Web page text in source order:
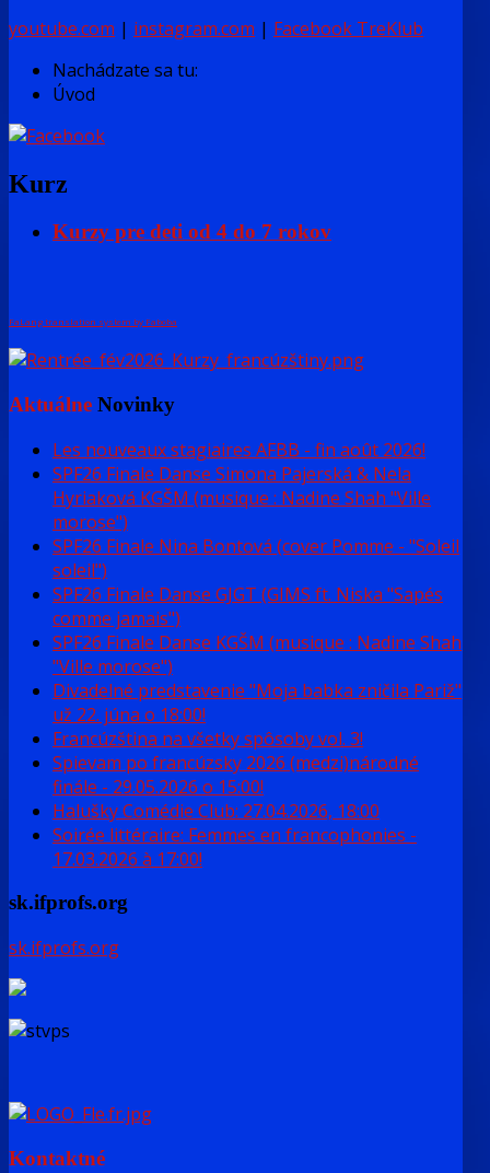
youtube.com | instagram.com | Facebook TreKlub
Nachádzate sa tu:
Úvod
Kurz
Kurzy pre deti od 4 do 7 rokov
FaLang translation system by Faboba
Aktuálne Novinky
Les nouveaux stagiaires AFBB - fin août 2026!
SPF26 Finale Danse Simona Pajerská & Nela
Hyriaková KGŠM (musique : Nadine Shah "Ville
morose")
SPF26 Finale Nina Bontová (cover Pomme - "Soleil
soleil")
SPF26 Finale Danse GJGT (GIMS ft. Niska "Sapés
comme jamais")
SPF26 Finale Danse KGŠM (musique : Nadine Shah
"Ville morose")
Divadelné predstavenie "Moja babka zničila Pariž"
už 22. júna o 18:00!
Francúzština na všetky spôsoby vol. 3!
Spievam po francúzsky 2026 (medzi)národné
finále - 29.05.2026 o 15:00!
Halušky Comédie Club: 27.04.2026, 18:00
Soirée littéraire: Femmes en francophonies -
17.03.2026 à 17:00!
sk.ifprofs.org
sk.ifprofs.org
Kontaktné